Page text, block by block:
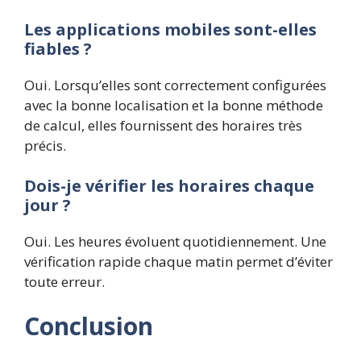
Les applications mobiles sont-elles
fiables ?
Oui. Lorsqu’elles sont correctement configurées
avec la bonne localisation et la bonne méthode
de calcul, elles fournissent des horaires très
précis.
Dois-je vérifier les horaires chaque
jour ?
Oui. Les heures évoluent quotidiennement. Une
vérification rapide chaque matin permet d’éviter
toute erreur.
Conclusion